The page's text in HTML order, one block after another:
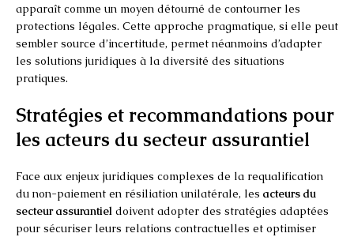
apparaît comme un moyen détourné de contourner les
protections légales. Cette approche pragmatique, si elle peut
sembler source d’incertitude, permet néanmoins d’adapter
les solutions juridiques à la diversité des situations
pratiques.
Stratégies et recommandations pour
les acteurs du secteur assurantiel
Face aux enjeux juridiques complexes de la requalification
du non-paiement en résiliation unilatérale, les acteurs du
secteur assurantiel doivent adopter des stratégies adaptées
pour sécuriser leurs relations contractuelles et optimiser